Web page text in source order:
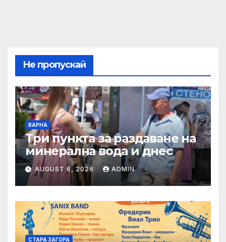
Не пропускай
ВАРНА
Три пункта за раздаване на
минерална вода и днес
AUGUST 6, 2026 ADMIN
СТАРА ЗАГОРА